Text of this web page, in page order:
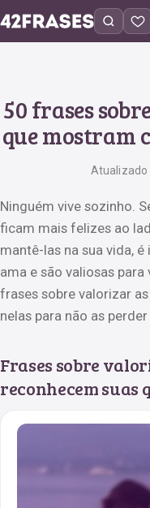
50 frases
que mostram
Atualizado
Ninguém vive sozinho.
ficam mais felizes ao
mantê-las na sua vida,
ama e são valiosas
frases sobre valorizar
nelas para não as
Frases sobre
reconhecem suas